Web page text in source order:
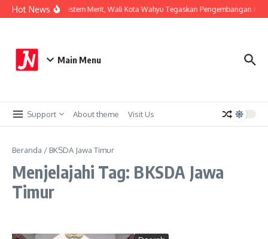
Lewati ke konten
Hot NewsPerkuat Sistem Merit, Wali Kota Wahyu Tegaskan Pengembangan
Main Menu
Support About theme Visit Us
Beranda / BKSDA Jawa Timur
Menjelajahi Tag: BKSDA Jawa
Timur